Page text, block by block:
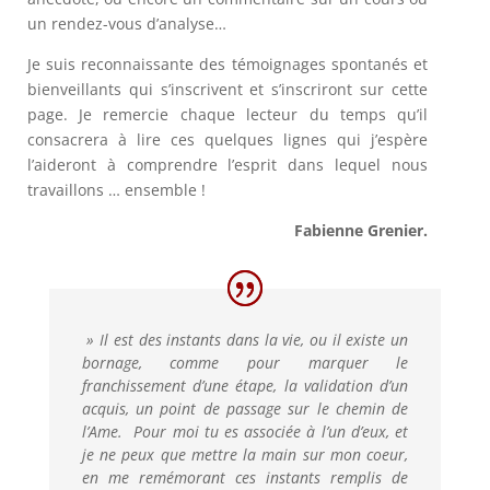
un rendez-vous d’analyse…
Je suis reconnaissante des témoignages spontanés et
bienveillants qui s’inscrivent et s’inscriront sur cette
page. Je remercie chaque lecteur du temps qu’il
consacrera à lire ces quelques lignes qui j’espère
l’aideront à comprendre l’esprit dans lequel nous
travaillons … ensemble !
Fabienne Grenier.
» Il est des instants dans la vie, ou il existe un
bornage, comme pour marquer le
franchissement d’une étape, la validation d’un
acquis, un point de passage sur le chemin de
l’Ame. Pour moi tu es associée à l’un d’eux, et
je ne peux que mettre la main sur mon coeur,
en me remémorant ces instants remplis de